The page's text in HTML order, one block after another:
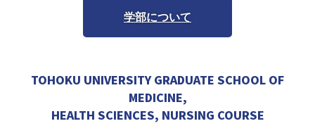
学部について
TOHOKU UNIVERSITY GRADUATE SCHOOL OF
MEDICINE,
HEALTH SCIENCES, NURSING COURSE